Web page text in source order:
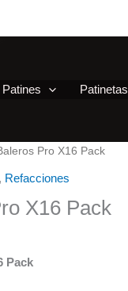
Patines Patinetas
Pro X16 Pack
, Refacciones
X16 Pack
Pack